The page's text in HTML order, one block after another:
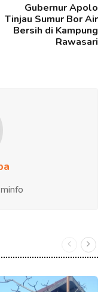
Gubernur Apolo
Tinjau Sumur Bor Air
Bersih di Kampung
Rawasari